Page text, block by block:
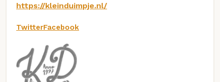
https://kleinduimpje.nl/
TwitterFacebook